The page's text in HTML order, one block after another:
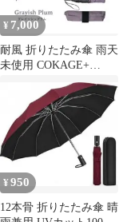
¥ 7,000
耐風 折りたたみ傘 雨天
未使用 COKAGE+
ACTIVE 耐風 55cm
¥ 950
12本骨 折りたたみ傘 晴